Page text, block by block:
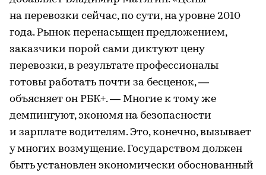
на перевозки сейчас, по сути, на уровне 2010
года. Рынок перенасыщен предложением,
заказчики порой сами диктуют цену
перевозки, в результате профессионалы
готовы работать почти за бесценок, —
объясняет он РБК+. — Многие к тому же
демпингуют, экономя на безопасности
и зарплате водителям. Это, конечно, вызывает
у многих возмущение. Государством должен
быть установлен экономически обоснованный